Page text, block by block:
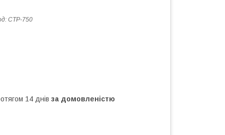
СТР-750
14 днів за домовленістю